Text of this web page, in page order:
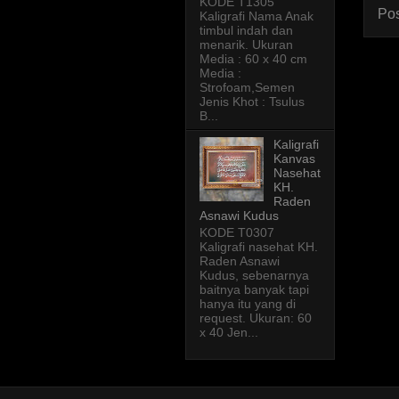
Kaligrafi Nama Anak
timbul indah dan
menarik. Ukuran
Media : 60 x 40 cm
Media :
Strofoam,Semen
Jenis Khot : Tsulus
B...
Kaligrafi
Kanvas
Nasehat
KH.
Raden
Asnawi Kudus
KODE T0307
Kaligrafi nasehat KH.
Raden Asnawi
Kudus, sebenarnya
baitnya banyak tapi
hanya itu yang di
request. Ukuran: 60
x 40 Jen...